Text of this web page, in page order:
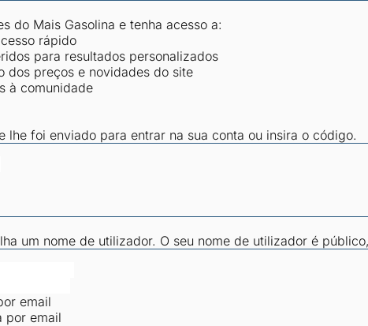
do Mais Gasolina e tenha acesso a:
rápido
para resultados personalizados
dos preços e novidades do site
à comunidade
lhe foi enviado para entrar na sua conta ou insira o código.
um nome de utilizador. O seu nome de utilizador é
email
por email